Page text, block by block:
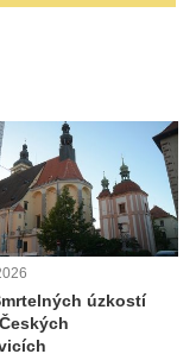
úzkostí